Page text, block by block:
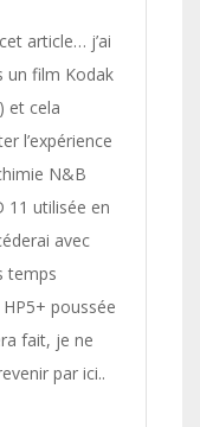
article… j’ai
un film Kodak
et cela
l’expérience
N&B
11 utilisée en
avec
temps
poussée
fait, je ne
par ici..